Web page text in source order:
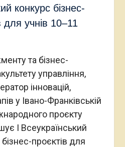
конкурс бізнес-
для учнів 10–11
та бізнес-
управління,
інновацій,
у Івано-Франківській
проєкту
І Всеукраїнський
проєктів для